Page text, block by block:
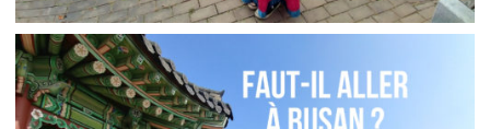
ASIE // CE QUE J’AI RAMENÉ DE CORÉE ET DU
JAPON
Audrey Asie,Blog,Réflexions